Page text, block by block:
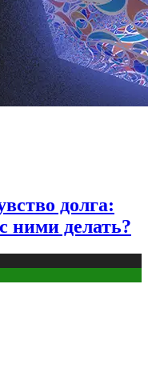
долга:
ними делать?